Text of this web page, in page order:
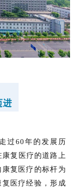
进
过60年的发展历
复医疗的道路上
复医疗的标杆为
医疗经验，形成